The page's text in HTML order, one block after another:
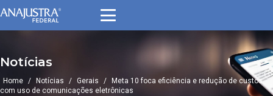
Notícias
Home / Notícias / Gerais /
Meta 10 foca eficiência e redução de custos
com uso de comunicações eletrônicas